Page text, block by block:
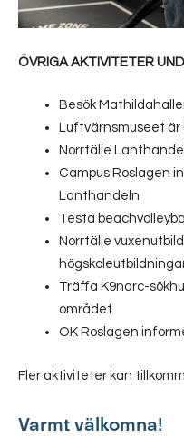
ÖVRIGA AKTIVITETER
Besök
Luftvärnsmuseet är
Norrtälje
Campus Roslagen
Lanthandeln
Testa
Norrtälje
Träffa K9narc-
området
OK Roslagen
Fler aktiviteter kan
Varmt välkomna!